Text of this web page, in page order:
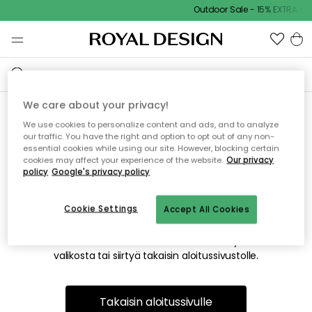
Outdoor Sale - 15% EXTRA
Emme valitettavasti löydä
etsimääsi sivua
Tämä voi johtua siitä, että sivua ei enää ole tai siitä, että se
on siirretty muualle. Pahoittelemme tästä mahdollisesti
valikosta tai siirtyä takaisin aloitussivustolle.
Takaisin aloitussivulle
We care about your privacy!
We use cookies to personalize content and ads, and to analyze
our traffic. You have the right and option to opt out of any non-
essential cookies while using our site. However, blocking certain
cookies may affect your experience of the website. Our privacy
policy Google's privacy policy
Accept All Cookies
Cookie Settings